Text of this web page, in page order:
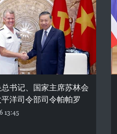
书记、国家主席苏林会
平洋司令部司令帕帕罗
13:45